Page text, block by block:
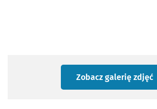
Zobacz galerię zdjęć